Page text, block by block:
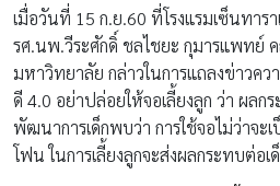
เมื่อวันที่ 15 ก.ย.60 ที่โรงแรมเซ็นทาร
รศ.นพ.วีระศักดิ์ ชลไชยะ กุมารแพทย์
มหาวิทยาลัย กล่าวในการแถลงข่าวค
ดี 4.0 อย่าปล่อยให้จอเลี้ยงลูก ว่า ผลก
พัฒนาการเด็กพบว่า การใช้จอไม่ว่าจะ
โฟน ในการเลี้ยงลูกจะส่งผลกระทบต่อเ